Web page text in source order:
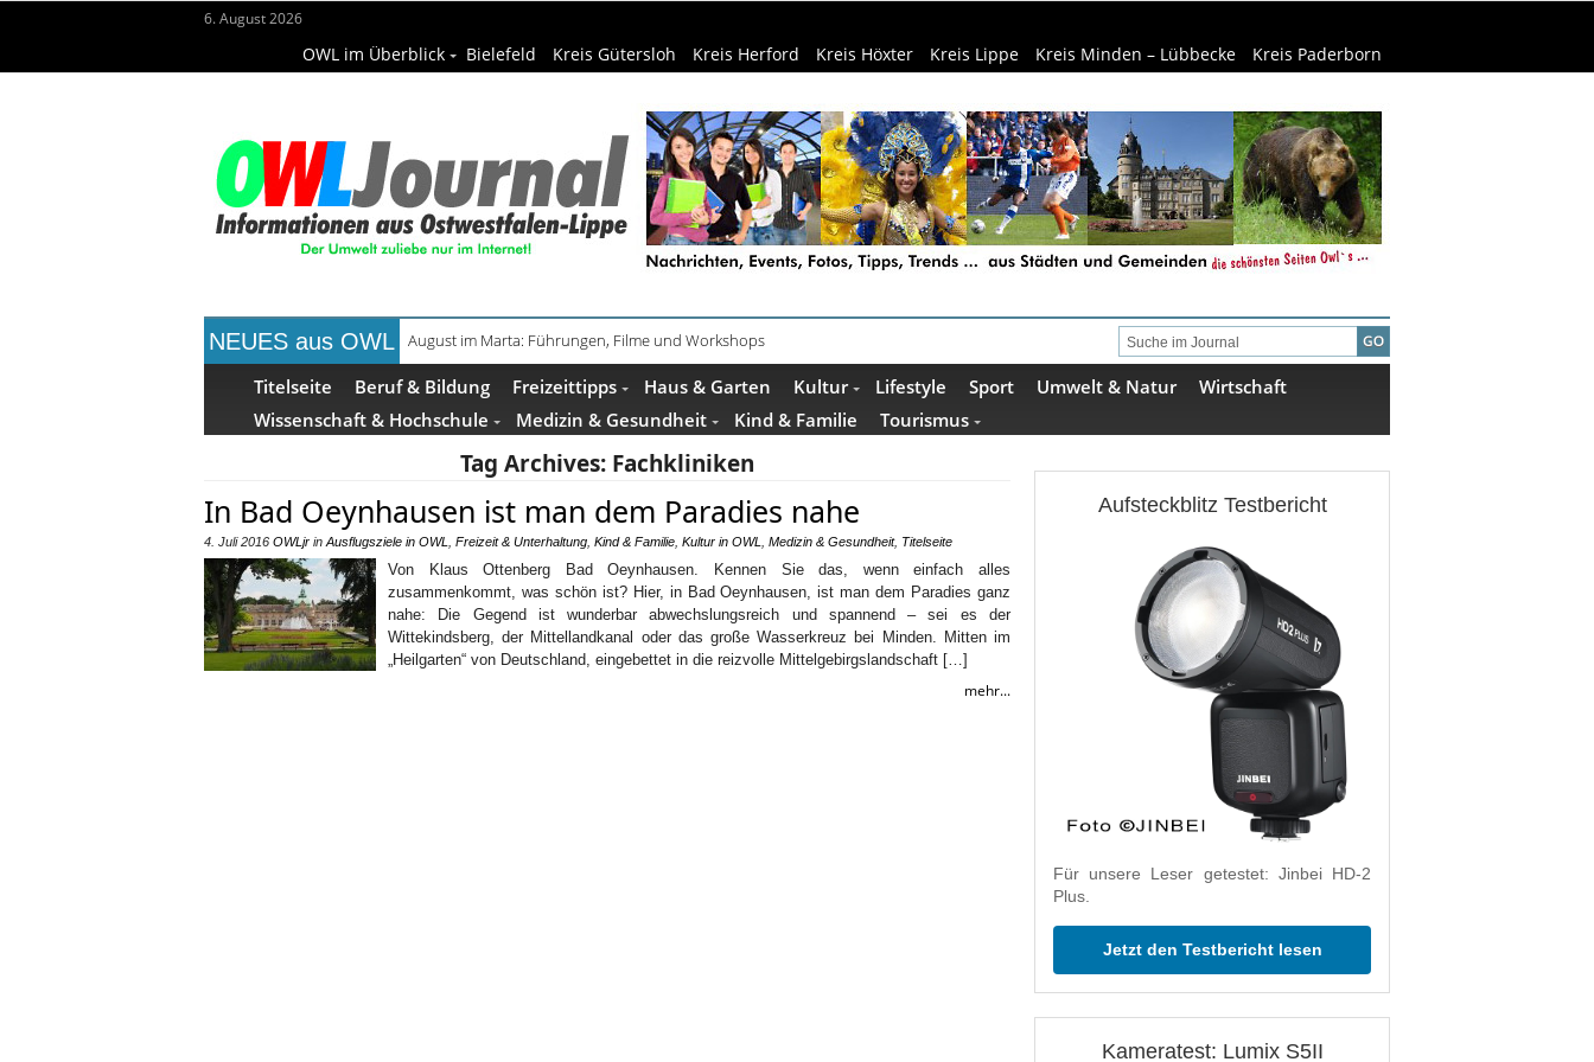
6. August 2026
OWL im Überblick Bielefeld Kreis Gütersloh Kreis Herford Kreis Höxter Kreis Lippe Kreis Minden – Lübbecke Kreis Paderborn
NEUES aus OWL
August im Marta: Führungen, Filme und Workshops
Frühaufsteher-Führung im Mindener Museum am 13. August
Titelseite Beruf & Bildung Freizeittipps Haus & Garten Kultur Lifestyle Sport Umwelt & Natur
Wirtschaft
Wissenschaft & Hochschule
Medizin & Gesundheit Kind & Familie Tourismus
Tag Archives: Fachkliniken
In Bad Oeynhausen ist man dem Paradies nahe
4. Juli 2016 OWLjr in Ausflugsziele in OWL Freizeit & Unterhaltung Kind & Familie Kultur in OWL Medizin & Gesundheit, Titelseite
Von Klaus Ottenberg Bad Oeynhausen. Kennen Sie das, wenn einfach alles
zusammenkommt, was schön ist? Hier, in Bad Oeynhausen, ist man dem Paradies ganz
nahe: Die Gegend ist wunderbar abwechslungsreich und spannend – sei es der
Wittekindsberg, der Mittellandkanal oder das große Wasserkreuz bei Minden. Mitten im
„Heilgarten“ von Deutschland, eingebettet in die reizvolle Mittelgebirgslandschaft […]
mehr...
Aufsteckblitz Testbericht
Für unsere Leser getestet: Jinbei HD-2
Plus.
Jetzt den Testbericht lesen
Kameratest: Lumix S5II